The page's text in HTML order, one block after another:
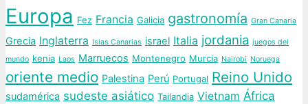
Europa Fez Francia Galicia gastronomía Gran Canaria
Grecia Inglaterra Islas Canarias israel Italia jordania juegos del
mundo kenia Laos Marruecos Montenegro Murcia Nairobi Noruega
oriente medio Palestina Perú Portugal Reino Unido
sudamérica sudeste asiático Tailandia Vietnam África